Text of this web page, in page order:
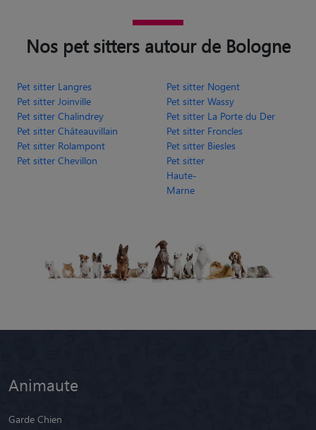
Nos pet sitters autour de Bologne
Pet sitter Langres
Pet sitter Nogent
Pet sitter Joinville
Pet sitter Wassy
Pet sitter Chalindrey
Pet sitter La Porte du Der
Pet sitter Châteauvillain
Pet sitter Froncles
Pet sitter Rolampont
Pet sitter Biesles
Pet sitter Chevillon
Pet sitter
Haute-
Marne
Animaute
Garde Chien